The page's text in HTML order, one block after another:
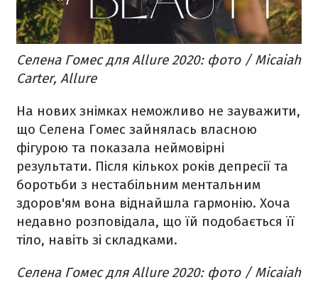
Селена Гомес для Allure 2020: фото / Micaiah
Carter, Allure
На нових знімках неможливо не зауважити,
що Селена Гомес зайнялась власною
фігурою та показала неймовірні
результати. Після кількох років депресії та
боротьби з нестабільним ментальним
здоров'ям вона віднайшла гармонію. Хоча
недавно розповідала, що їй подобається її
тіло, навіть зі складками.
Селена Гомес для Allure 2020: фото / Micaiah